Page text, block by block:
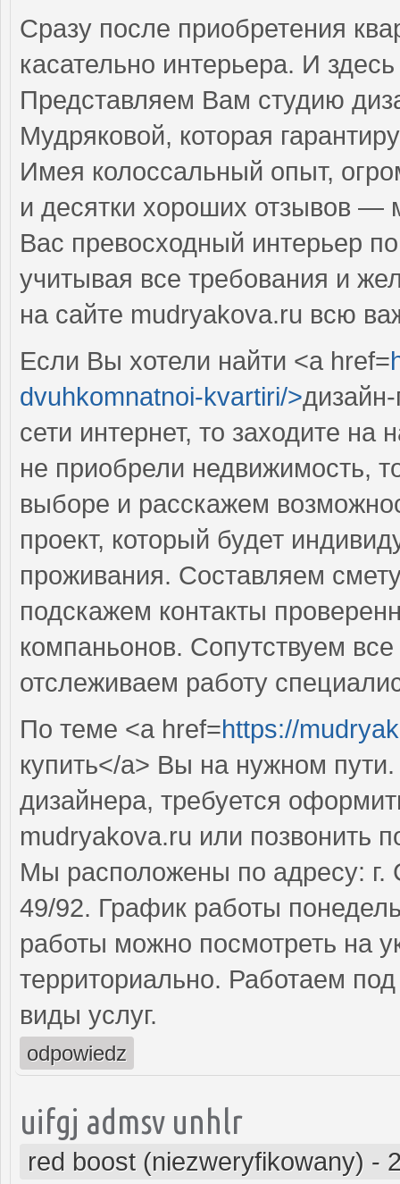
Сразу после приобретения
касательно интерьера. И
Представляем Вам студию
Мудряковой, которая
Имея колоссальный опыт,
и десятки хороших отзывов —
Вас превосходный интерьер
учитывая все требования и
на сайте mudryakova.ru всю
Если Вы хотели найти <a href=
dvuhkomnatnoi-kvartiri/>
сети интернет, то заходите
не приобрели недвижимость,
выборе и расскажем
проект, который будет
проживания. Составляем
подскажем контакты
компаньонов. Сопутствуем
отслеживаем работу
По теме <a href=https://
купить</a> Вы на нужном
дизайнера, требуется
mudryakova.ru или позвонить
Мы расположены по адресу: г.
49/92. График работы
работы можно посмотреть на
территориально. Работаем
виды услуг.
odpowiedz
uifgj admsv unhlr
red boost (niezweryfikowany) -